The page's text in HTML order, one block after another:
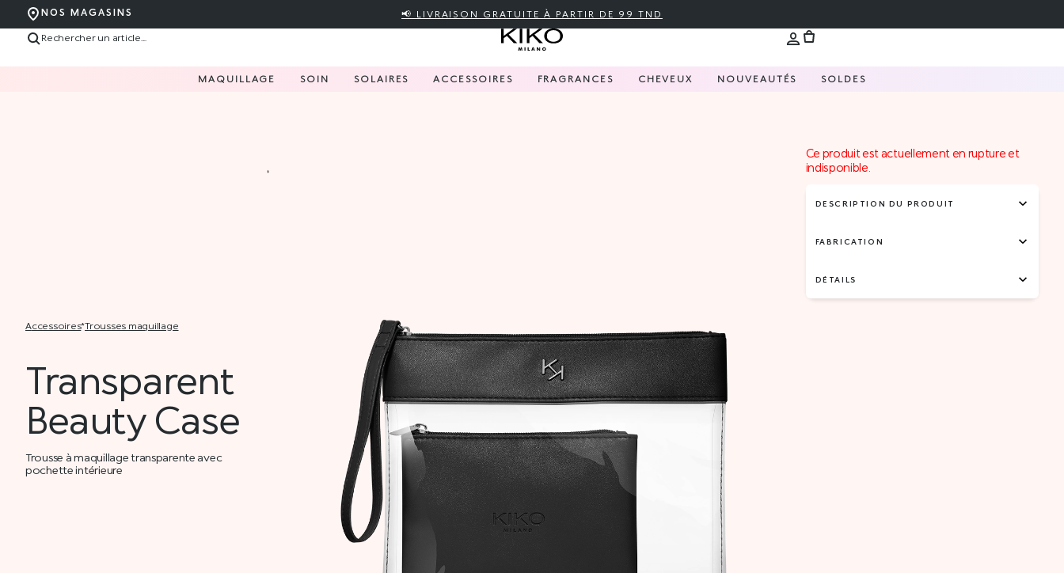
NOS MAGASINS 📢 LIVRAISON GRATUITE À PARTIR DE 99 TND
MAQUILLAGE SOIN SOLAIRES ACCESSOIRES FRAGRANCES CHEVEUX NOUVEAUTÉS SOLDES
accessoires* trousses maquillage
Transparent
Beauty Case
Trousse à maquillage transparente avec
pochette intérieure
Ce produit est actuellement en rupture et
indisponible.
DESCRIPTION DU PRODUIT
FABRICATION
DÉTAILS